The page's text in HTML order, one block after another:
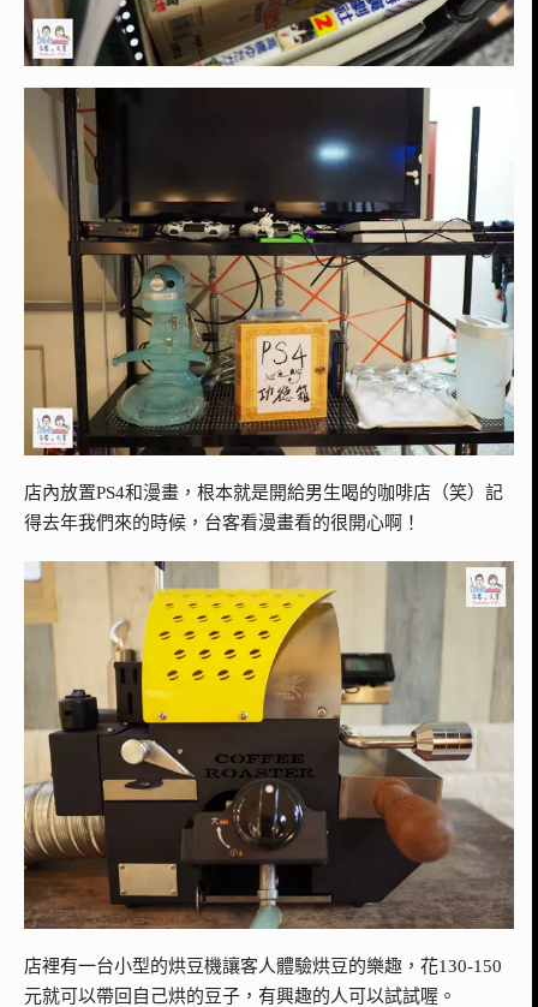
店內放置PS4和漫畫，根本就是開給男生喝的咖啡店（笑）記
得去年我們來的時候，台客看漫畫看的很開心啊！
店裡有一台小型的烘豆機讓客人體驗烘豆的樂趣，花130-150
元就可以帶回自己烘的豆子，有興趣的人可以試試喔。